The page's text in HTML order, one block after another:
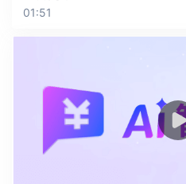
01:51